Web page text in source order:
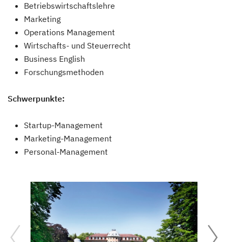
Betriebswirtschaftslehre
Marketing
Operations Management
Wirtschafts- und Steuerrecht
Business English
Forschungsmethoden
Schwerpunkte:
Startup-Management
Marketing-Management
Personal-Management